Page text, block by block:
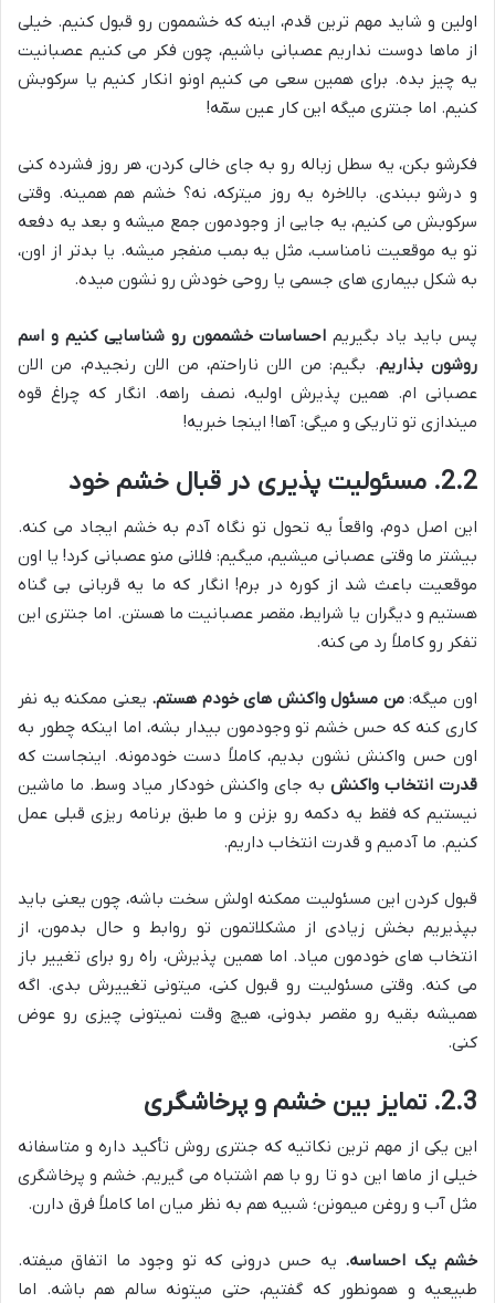
اولین و شاید مهم ترین قدم، اینه که خشممون رو قبول کنیم. خیلی
از ماها دوست نداریم عصبانی باشیم، چون فکر می کنیم عصبانیت
یه چیز بده. برای همین سعی می کنیم اونو انکار کنیم یا سرکوبش
کنیم. اما جنتری میگه این کار عین سمّه!
فکرشو بکن، یه سطل زباله رو به جای خالی کردن، هر روز فشرده کنی
و درشو ببندی. بالاخره یه روز میترکه، نه؟ خشم هم همینه. وقتی
سرکوبش می کنیم، یه جایی از وجودمون جمع میشه و بعد یه دفعه
تو یه موقعیت نامناسب، مثل یه بمب منفجر میشه. یا بدتر از اون،
به شکل بیماری های جسمی یا روحی خودش رو نشون میده.
پس باید یاد بگیریم احساسات خشممون رو شناسایی کنیم و اسم
روشون بذاریم. بگیم: من الان ناراحتم، من الان رنجیدم، من الان
عصبانی ام. همین پذیرش اولیه، نصف راهه. انگار که چراغ قوه
میندازی تو تاریکی و میگی: آها! اینجا خبریه!
2.2. مسئولیت پذیری در قبال خشم خود
این اصل دوم، واقعاً یه تحول تو نگاه آدم به خشم ایجاد می کنه.
بیشتر ما وقتی عصبانی میشیم، میگیم: فلانی منو عصبانی کرد! یا اون
موقعیت باعث شد از کوره در برم! انگار که ما یه قربانی بی گناه
هستیم و دیگران یا شرایط، مقصر عصبانیت ما هستن. اما جنتری این
تفکر رو کاملاً رد می کنه.
اون میگه:من مسئول واکنش های خودم هستم. یعنی ممکنه یه نفر
کاری کنه که حس خشم تو وجودمون بیدار بشه، اما اینکه چطور به
اون حس واکنش نشون بدیم، کاملاً دست خودمونه. اینجاست که
قدرت انتخاب واکنش به جای واکنش خودکار میاد وسط. ما ماشین
نیستیم که فقط یه دکمه رو بزنن و ما طبق برنامه ریزی قبلی عمل
کنیم. ما آدمیم و قدرت انتخاب داریم.
قبول کردن این مسئولیت ممکنه اولش سخت باشه، چون یعنی باید
بپذیریم بخش زیادی از مشکلاتمون تو روابط و حال بدمون، از
انتخاب های خودمون میاد. اما همین پذیرش، راه رو برای تغییر باز
می کنه. وقتی مسئولیت رو قبول کنی، میتونی تغییرش بدی. اگه
همیشه بقیه رو مقصر بدونی، هیچ وقت نمیتونی چیزی رو عوض
کنی.
2.3. تمایز بین خشم و پرخاشگری
این یکی از مهم ترین نکاتیه که جنتری روش تأکید داره و متاسفانه
خیلی از ماها این دو تا رو با هم اشتباه می گیریم. خشم و پرخاشگری
مثل آب و روغن میمونن؛ شبیه هم به نظر میان اما کاملاً فرق دارن.
خشم یک احساسه. یه حس درونی که تو وجود ما اتفاق میفته.
طبیعیه و همونطور که گفتیم، حتی میتونه سالم هم باشه. اما